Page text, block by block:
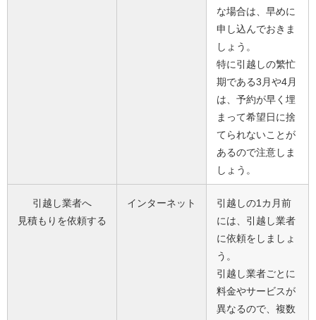
な場合は、早めに
申し込んでおきま
しょう。
特に引越しの繁忙
期である3月や4月
は、予約が早く埋
まって希望日に捨
てられないことが
あるので注意しま
しょう。
引越し業者へ
見積もりを依頼する
インターネット
引越しの1カ月前
には、引越し業者
に依頼をしましょ
う。
引越し業者ごとに
料金やサービスが
異なるので、複数